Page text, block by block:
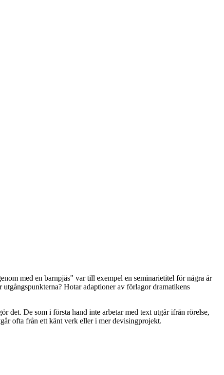
med en barnpjäs" var till exempel en seminarietitel för några år
Hotar adaptioner av förlagor dramatikens
det. De som i första hand inte arbetar med text utgår ifrån rörelse,
ofta från ett känt verk eller i mer devisingprojekt.